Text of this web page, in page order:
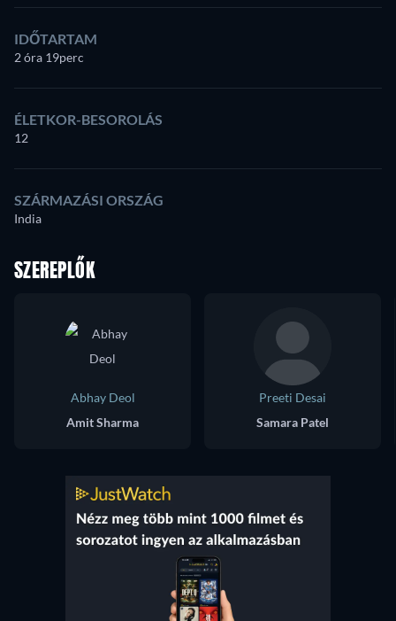
IDŐTARTAM
2 óra 19perc
ÉLETKOR-BESOROLÁS
12
SZÁRMAZÁSI ORSZÁG
India
SZEREPLŐK
Abhay Deol
Amit Sharma
Preeti Desai
Samara Patel